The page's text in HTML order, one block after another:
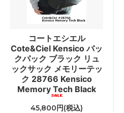
コートエシエル
Cote&Ciel Kensico バッ
クパック ブラック リュ
ックサック メモリーテッ
ク 28766 Kensico
Memory Tech Black
45,800円(税込)